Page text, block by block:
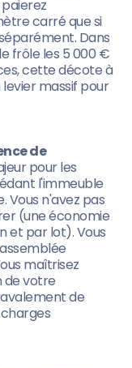
carré que si
Dans
frôle les 5 000 €
cette décote à
levier massif pour
de
pour les
l'immeuble
Vous n'avez pas
(une économie
et par lot). Vous
maîtrisez
de votre
de